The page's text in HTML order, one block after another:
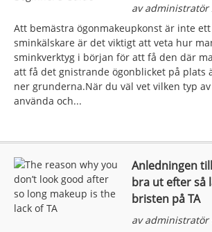
av administratör
Att bemästra ögonmakeupkonst är inte
sminkälskare är det viktigt att veta hur
sminkverktyg i början för att få den där
att få det gnistrande ögonblicket på plats
ner grunderna.När du väl vet vilken typ
använda och...
Anledningen
bra ut efter så
bristen på TA
av administratör